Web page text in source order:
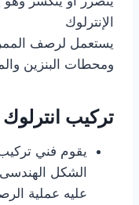
الإنترلوك
يستعمل لرصف
ومحطات البنزين
تركيب
يقوم فني تركيب
الشكل الهندسى
عليه عملية